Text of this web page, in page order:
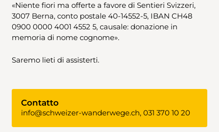
«Niente fiori ma offerte a favore di Sentieri Svizzeri,
3007 Berna, conto postale 40-14552-5, IBAN CH48
0900 0000 4001 4552 5, causale: donazione in
memoria di nome cognome».
Saremo lieti di assisterti.
Contatto
info@schweizer-wanderwege.ch, 031 370 10 20